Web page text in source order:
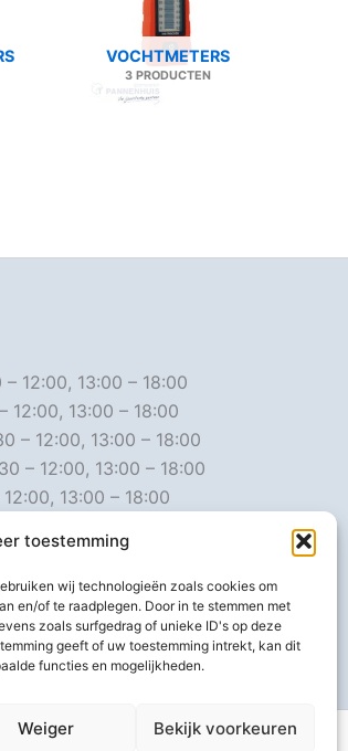
toestemming
wij technologieën zoals cookies om
en/of te raadplegen. Door in te stemmen met
zoals surfgedrag of unieke ID's op deze
geeft of uw toestemming intrekt, kan dit
functies en mogelijkheden.
Weiger Bekijk voorkeuren
VOCHTMETERS
3 PRODUCTEN
– 12:00, 13:00 – 18:00
12:00, 13:00 – 18:00
– 12:00, 13:00 – 18:00
– 12:00, 13:00 – 18:00
13:00 – 18:00